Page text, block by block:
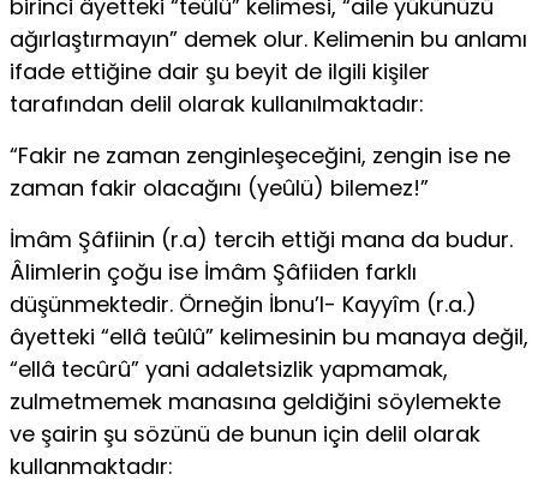
birinci âyetteki “teûlû” kelimesi, “aile yükünüzü
ağırlaştırmayın” demek olur. Kelimenin bu anlamı
ifade ettiğine dair şu beyit de ilgili kişiler
tarafından delil olarak kullanılmaktadır:
“Fakir ne zaman zenginleşeceğini, zengin ise ne
zaman fakir olacağını (yeûlü) bilemez!”
İmâm Şâfiinin (r.a) tercih ettiği mana da budur.
Âlimlerin çoğu ise İmâm Şâfiiden farklı
düşünmektedir. Örneğin İbnu’l- Kayyîm (r.a.)
âyetteki “ellâ teûlû” kelimesinin bu manaya değil,
“ellâ tecûrû” yani adaletsizlik yapmamak,
zulmetmemek manasına geldiğini söylemekte
ve şairin şu sözünü de bunun için delil olarak
kullanmaktadır: